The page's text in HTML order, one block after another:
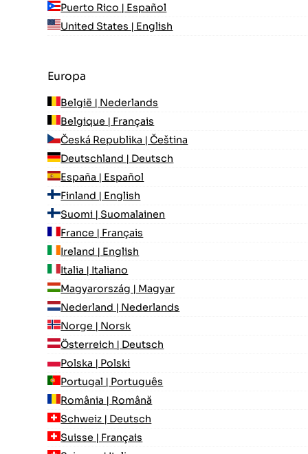
Puerto Rico | Español
United States | English
Europa
België | Nederlands
Belgique | Français
Česká Republika | Čeština
Deutschland | Deutsch
España | Español
Finland | English
Suomi | Suomalainen
France | Français
Ireland | English
Italia | Italiano
Magyarország | Magyar
Nederland | Nederlands
Norge | Norsk
Österreich | Deutsch
Polska | Polski
Portugal | Português
România | Română
Schweiz | Deutsch
Suisse | Français